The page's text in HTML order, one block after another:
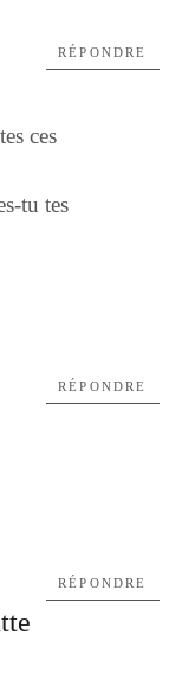
ces
tu tes
RÉPONDRE
RÉPONDRE
RÉPONDRE